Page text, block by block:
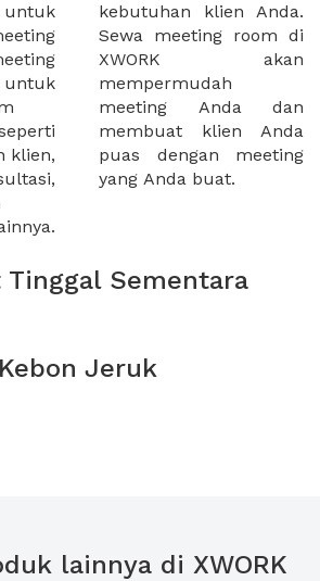
untuk
klien,
di
yang Anda buat.
Tinggal Sementara
Kebon Jeruk
lainnya di XWORK